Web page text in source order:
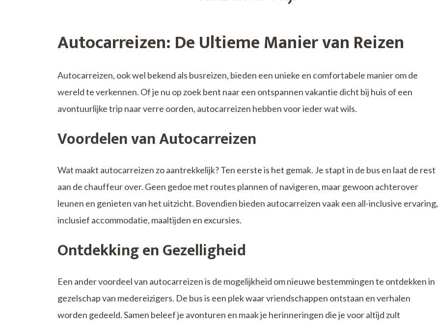
Autocarreizen: De Ultieme Manier van Reizen
Autocarreizen, ook wel bekend als busreizen, bieden een unieke en comfortabele manier om de
wereld te verkennen. Of je nu op zoek bent naar een ontspannen vakantie dicht bij huis of een
avontuurlijke trip naar verre oorden, autocarreizen hebben voor ieder wat wils.
Voordelen van Autocarreizen
Wat maakt autocarreizen zo aantrekkelijk? Ten eerste is het gemak. Je stapt in de bus en laat de rest
aan de chauffeur over. Geen gedoe met routes plannen of navigeren, maar gewoon achterover
leunen en genieten van het uitzicht. Bovendien bieden autocarreizen vaak een all-inclusive ervaring,
inclusief accommodatie, maaltijden en excursies.
Ontdekking en Gezelligheid
Een ander voordeel van autocarreizen is de mogelijkheid om nieuwe bestemmingen te ontdekken in
gezelschap van medereizigers. De bus is een plek waar vriendschappen ontstaan en verhalen
worden gedeeld. Samen beleef je avonturen en maak je herinneringen die je voor altijd zult